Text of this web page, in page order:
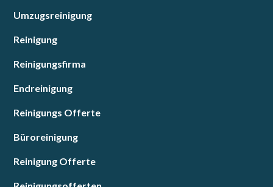
Umzugsreinigung
Reinigung
Reinigungsfirma
Endreinigung
Reinigungs Offerte
Büroreinigung
Reinigung Offerte